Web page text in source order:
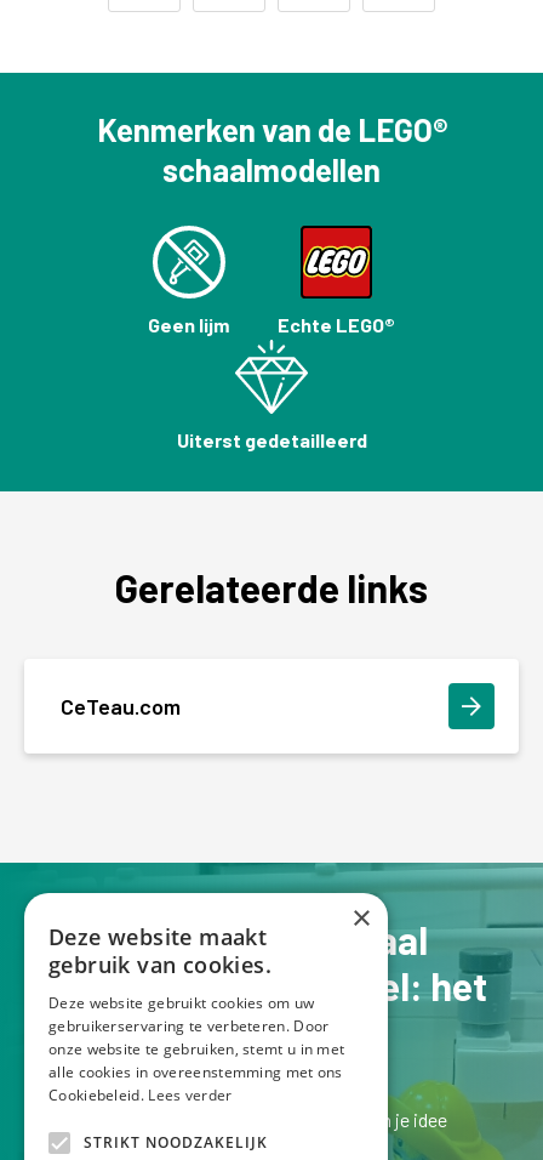
Kenmerken van de LEGO®
schaalmodellen
Geen lijm Echte LEGO®
Uiterst gedetailleerd
Gerelateerde links
CeTeau.com
Jouw verhaal op schaal
Een Lego schaalmodel: het
perfecte pronkstuk
Laten we kennismaken bij een kopje koffie en je idee
bespreken.
×
Deze website maakt
gebruik van cookies.
Deze website gebruikt cookies om uw
gebruikerservaring te verbeteren. Door
onze website te gebruiken, stemt u in met
alle cookies in overeenstemming met ons
Cookiebeleid. Lees verder
STRIKT NOODZAKELIJK